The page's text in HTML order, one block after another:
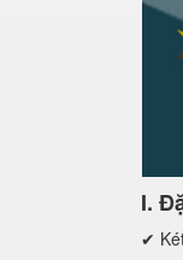
I.
✔